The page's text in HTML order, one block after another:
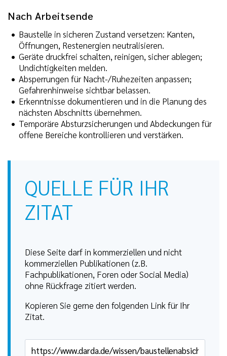
Nach Arbeitsende
Baustelle in sicheren Zustand versetzen: Kanten,
Öffnungen, Restenergien neutralisieren.
Geräte druckfrei schalten, reinigen, sicher ablegen;
Undichtigkeiten melden.
Absperrungen für Nacht-/Ruhezeiten anpassen;
Gefahrenhinweise sichtbar belassen.
Erkenntnisse dokumentieren und in die Planung des
nächsten Abschnitts übernehmen.
Temporäre Absturzsicherungen und Abdeckungen für
offene Bereiche kontrollieren und verstärken.
QUELLE FÜR IHR
ZITAT
Diese Seite darf in kommerziellen und nicht
kommerziellen Publikationen (z.B.
Fachpublikationen, Foren oder Social Media)
ohne Rückfrage zitiert werden.
Kopieren Sie gerne den folgenden Link für Ihr
Zitat.